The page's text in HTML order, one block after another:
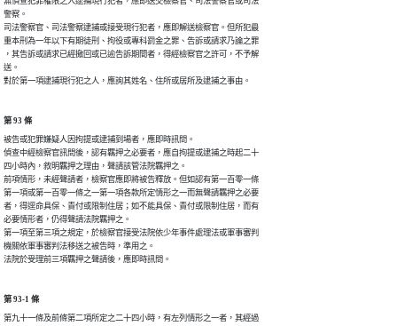
警察。
司法警察官、司法警察逮捕或接受現行犯者，應即解送檢察官。但所犯最
重本刑為一年以下有期徒刑、拘役或專科罰金之罪、告訴或請求乃論之罪
，其告訴或請求已經撤回或已逾告訴期間者，得經檢察官之許可，不予解
送。
對於第一項逮捕現行犯之人，應詢其姓名、住所或居所及逮捕之事由。
第 93 條
被告或犯罪嫌疑人因拘提或逮捕到場者，應即時訊問。
偵查中經檢察官訊問後，認有羈押之必要者，應自拘提或逮捕之時起二十
四小時內，敘明羈押之理由，聲請該管法院羈押之。
前項情形，未經聲請者，檢察官應即將被告釋放。但如認有第一百零一條
第一項或第一百零一條之一第一項各款所定情形之一而無聲請羈押之必要
者，得逕命具保、責付或限制住居；如不能具保、責付或限制住居，而有
必要情形者，仍得聲請法院羈押之。
第一項至第三項之規定，於檢察官接受法院依少年事件處理法或軍事審判
機關依軍事審判法移送之被告時，準用之。
法院於受理前三項羈押之聲請後，應即時訊問。
第 93-1 條
第九十一條及前條第二項所定之二十四小時，有左列情形之一者，其經過